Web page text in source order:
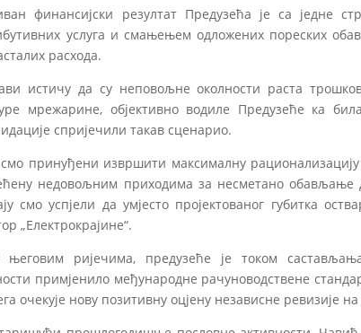
финансијски резултат Предузећа је са једне
услуга и смањењем одложених пореских
расхода.
истичу да су неповољне околности раста
мрежарине, објективно водиле Предузеће ка
спријечили такав сценарио.
принуђени извршити максималну
недовољним приходима за несметано обављање
смо успјели да умјесто пројектованог губитка
„Електрокрајине“.
његовим ријечима, предузеће је током
примјенило међународне рачуноводствене
очекује нову позитивну оцјену независне ревизије